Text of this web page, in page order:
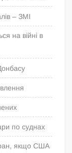
– ЗМІ
на війні в
по суднах
Іран, якщо США